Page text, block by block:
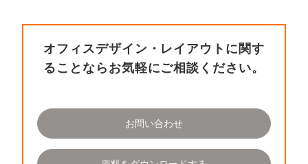
オフィスデザイン・レイアウトに関す
ることならお気軽にご相談ください。
お問い合わせ